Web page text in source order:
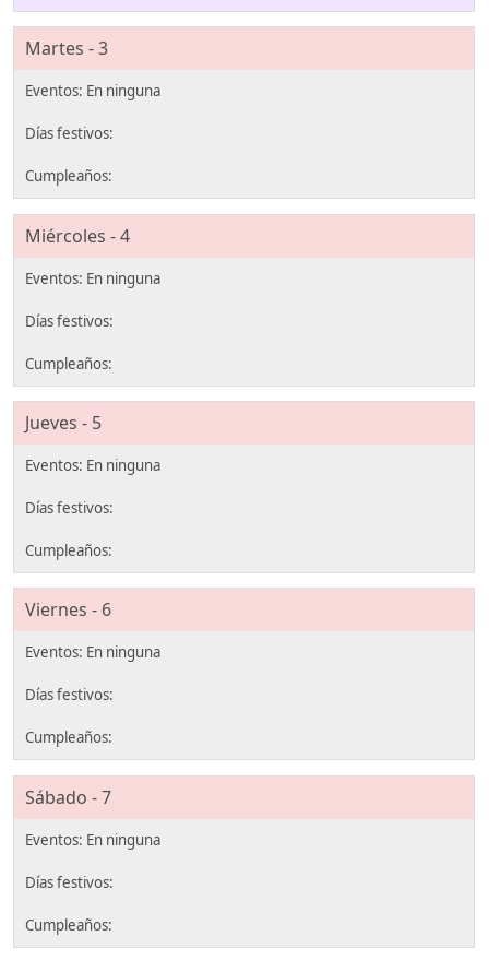
Martes - 3
Miércoles - 4
Jueves - 5
Viernes - 6
Sábado - 7